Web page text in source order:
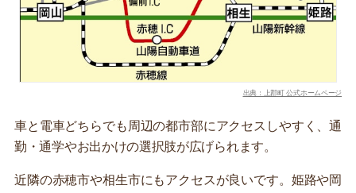
出典：上郡町 公式ホームページ
車と電車どちらでも周辺の都市部にアクセスしやすく、通
勤・通学やお出かけの選択肢が広げられます。
近隣の赤穂市や相生市にもアクセスが良いです。姫路や岡